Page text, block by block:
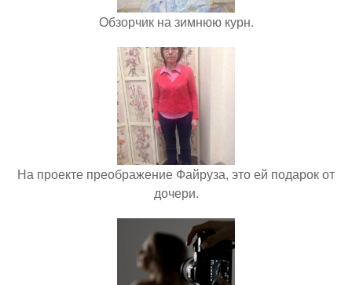
Обзорчик на зимнюю курн.
На проекте преображение Файруза, это ей подарок от
дочери.